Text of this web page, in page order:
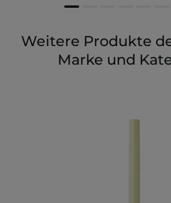
Weitere Produkte
Marke und